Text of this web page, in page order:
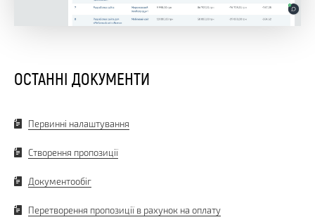
ОСТАННІ ДОКУМЕНТИ
Первинні налаштування
Створення пропозиції
Документообіг
Перетворення пропозиції в рахунок на оплату